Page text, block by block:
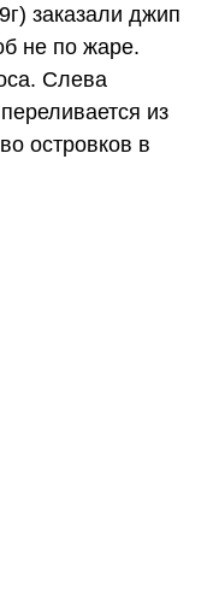
заказали джип
не по жаре.
Слева
переливается из
островков в